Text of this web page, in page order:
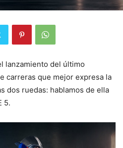
lanzamiento del último
carreras que mejor expresa la
dos ruedas: hablamos de ella
5.